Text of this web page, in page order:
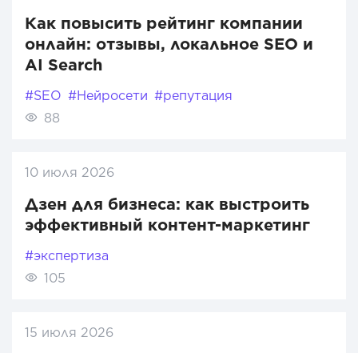
Как повысить рейтинг компании
онлайн: отзывы, локальное SEO и
AI Search
#SEO #Нейросети #репутация
88
10 июля 2026
Дзен для бизнеса: как выстроить
эффективный контент-маркетинг
#экспертиза
105
15 июля 2026